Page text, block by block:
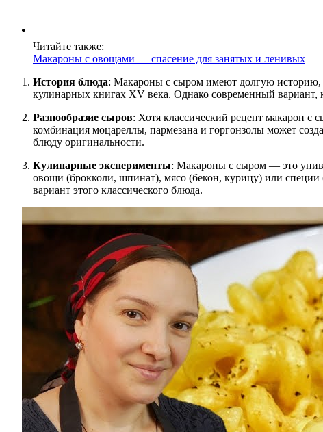
Читайте также:
Макароны с овощами — спасение для занятых и ленивых
История блюда: Макароны с сыром имеют долгую историю,
кулинарных книгах XV века. Однако современный
Разнообразие сыров: Хотя классический рецепт макарон с
комбинация моцареллы, пармезана и горгонзолы может
блюду оригинальности.
Кулинарные эксперименты: Макароны с сыром — это
овощи (брокколи, шпинат), мясо (бекон, курицу) или специи
вариант этого классического блюда.